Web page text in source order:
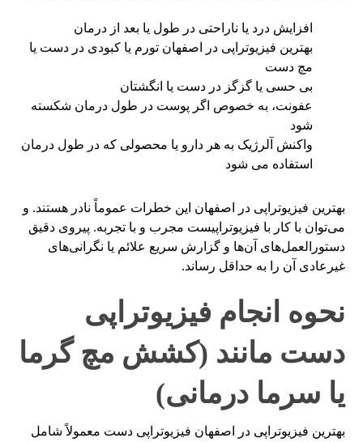
افزایش درد یا ناراحتی در طول یا بعد از درمان
بهترین فیزیوتراپی در اصفهان تورم یا کبودی در دست یا
مچ دست
بی حسی یا گزگز در دست یا انگشتان
عفونت، به خصوص اگر پوست در طول درمان شکسته
شود
واکنش آلرژیک به هر دارو یا محصولی که در طول درمان
استفاده می شود
بهترین فیزیوتراپی در اصفهان این خطرات عموماً نادر هستند. و
می‌توان با کار با فیزیوتراپیست مجرب و با تجربه. پیروی دقیق
دستورالعمل‌های آن‌ها و گزارش سریع علائم یا نگرانی‌های
غیرعادی آن را به حداقل رساند.
نحوه انجام فیزیوتراپی
دست مانند (کشش مچ گرما
یا سرما درمانی)
بهترین فیزیوتراپی در اصفهان فیزیوتراپی دست معمولاً شامل